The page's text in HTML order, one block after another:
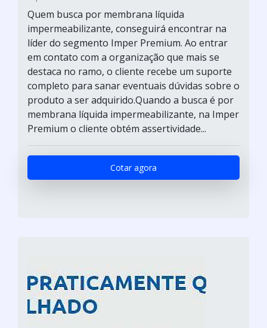
Quem busca por membrana líquida
impermeabilizante, conseguirá encontrar na
líder do segmento Imper Premium. Ao entrar
em contato com a organização que mais se
destaca no ramo, o cliente recebe um suporte
completo para sanar eventuais dúvidas sobre o
produto a ser adquirido.Quando a busca é por
membrana líquida impermeabilizante, na Imper
Premium o cliente obtém assertividade...
Cotar agora